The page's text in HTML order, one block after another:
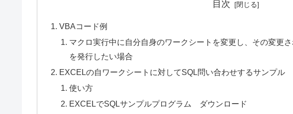
目次
VBAコード例
マクロ実行中に自分自身のワークシートを変更し、その変更
を発行したい場合
EXCELの自ワークシートに対してSQL問い合わせするサンプル
使い方
EXCELでSQLサンプルプログラム ダウンロード